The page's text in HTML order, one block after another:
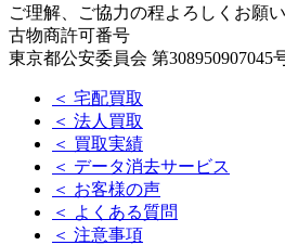
ご理解、ご協力の程よろしくお願
古物商許可番号
東京都公安委員会 第308950907045
＜ 宅配買取
＜ 法人買取
＜ 買取実績
＜ データ消去サービス
＜ お客様の声
＜ よくある質問
＜ 注意事項